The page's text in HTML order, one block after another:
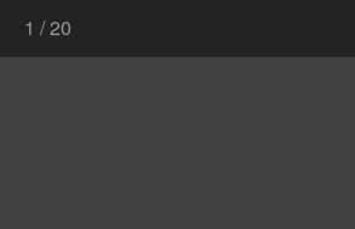
1 /20